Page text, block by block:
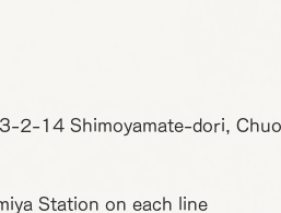
2-14 Shimoyamate-dori,
Station on each line